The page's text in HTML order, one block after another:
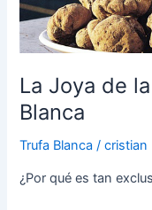
La Joya de
Blanca
Trufa Blanca /cristian
¿Por qué es tan